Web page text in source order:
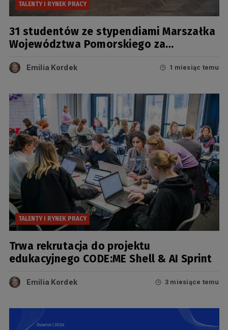
TALENTY I RYNEK PRACY
31 studentów ze stypendiami Marszałka
Województwa Pomorskiego za
Emilia Kordek 1 miesiąc temu
TALENTY I RYNEK PRACY
Trwa rekrutacja do projektu
edukacyjnego CODE:ME Shell & AI Sprint
Emilia Kordek 3 miesiące temu